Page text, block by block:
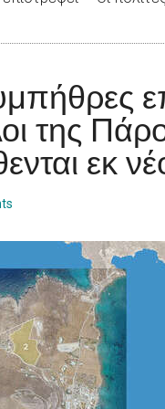
της
εκ